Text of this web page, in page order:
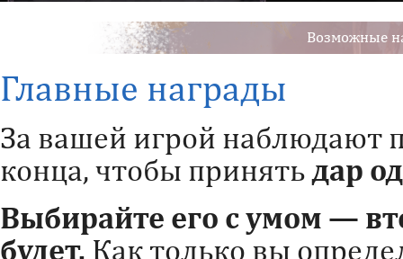
Возможные
Главные награды
За вашей игрой наблюдают
конца, чтобы принятьдар
Выбирайте его с умом —
будет. Как только вы